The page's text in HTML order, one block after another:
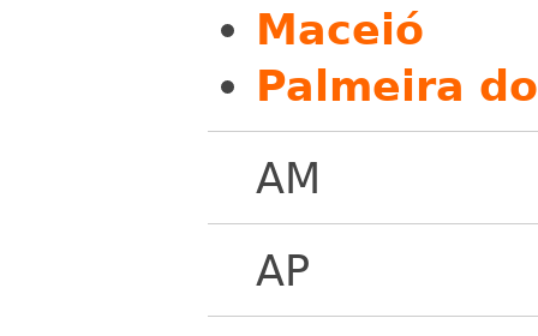
Maceió
Palmeira
AM
AP